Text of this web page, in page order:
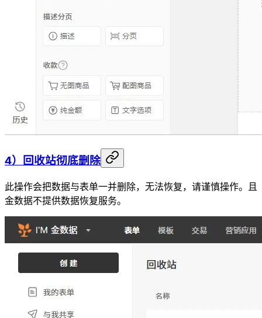
4）回收站彻底删除
此操作会把数据与表单一并删除，无法恢复，请谨慎操作。且
金数据不提供数据恢复服务。